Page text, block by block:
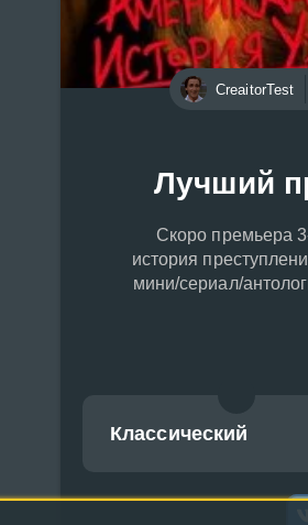
CreaitorTest
Лучший
Скоро премьера
история
мини/сериал/
Классический